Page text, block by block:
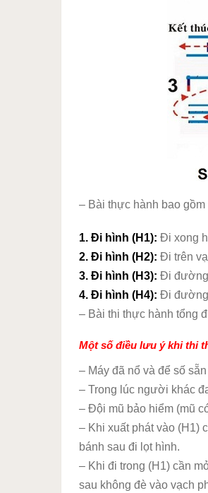
– Bài thực hành bao
1. Đi hình (H1): Đi xong
2. Đi hình (H2): Đi trên
3. Đi hình (H3): Đi đường
4. Đi hình (H4): Đi đường
– Bài thi thực hành tổng
Một số điều lưu ý khi thi
– Máy đã nổ và để số
– Trong lúc người khác
– Đội mũ bảo hiểm (mũ
– Khi xuất phát vào (H1)
bánh sau đi lọt hình.
– Khi đi trong (H1) cần
sau không đè vào vạch